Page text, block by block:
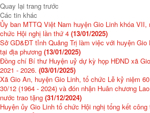
Quay lại trang trước
Các tin khác
Ủy ban MTTQ Việt Nam huyện Gio Linh khóa
chức Hội nghị lần thứ 4 (13/01/2025)
Sở GD&ĐT tỉnh Quảng Trị làm việc với huyện
tại địa phương (13/01/2025)
Đồng chí Bí thư Huyện uỷ dự kỳ họp HĐND xã
2021 - 2026. (03/01/2025)
Xã Gio An, huyện Gio Linh, tổ chức Lễ kỷ niệm
30/12 (1964 - 2024) và đón nhận Huân chương
nước trao tặng (31/12/2024)
Huyện ủy Gio Linh tổ chức Hội nghị tổng kết